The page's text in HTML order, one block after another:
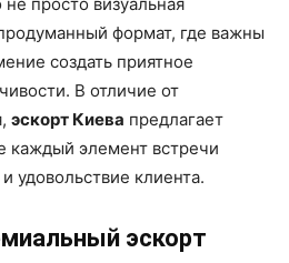
формат, где важны
создать приятное
В отличие от
эскорт Киева предлагает
каждый элемент встречи
удовольствие клиента.
эскорт